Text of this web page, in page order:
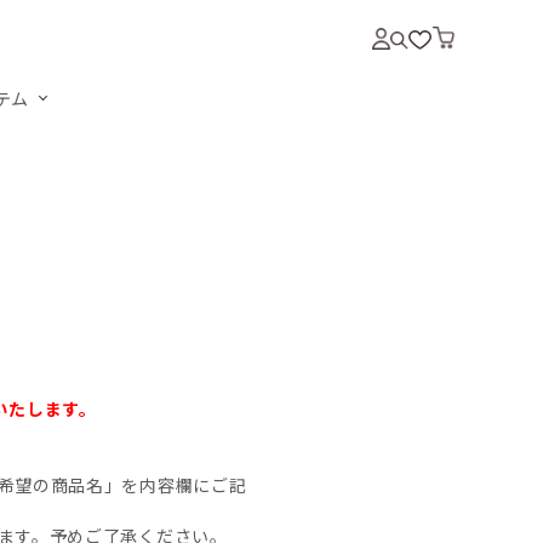
ム
します。
の商品名」を内容欄にご記
。予めご了承ください。